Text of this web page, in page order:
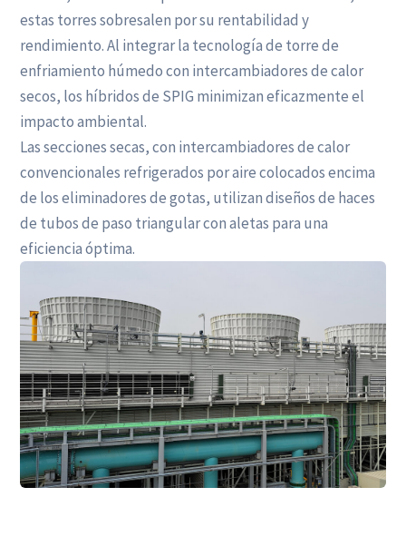
estas torres sobresalen por su rentabilidad y
rendimiento. Al integrar la tecnología de torre de
enfriamiento húmedo con intercambiadores de calor
secos, los híbridos de SPIG minimizan eficazmente el
impacto ambiental.
Las secciones secas, con intercambiadores de calor
convencionales refrigerados por aire colocados encima
de los eliminadores de gotas, utilizan diseños de haces
de tubos de paso triangular con aletas para una
eficiencia óptima.